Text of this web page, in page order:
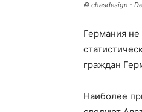
© chasdesign -
Германия
граждан
Наиболее